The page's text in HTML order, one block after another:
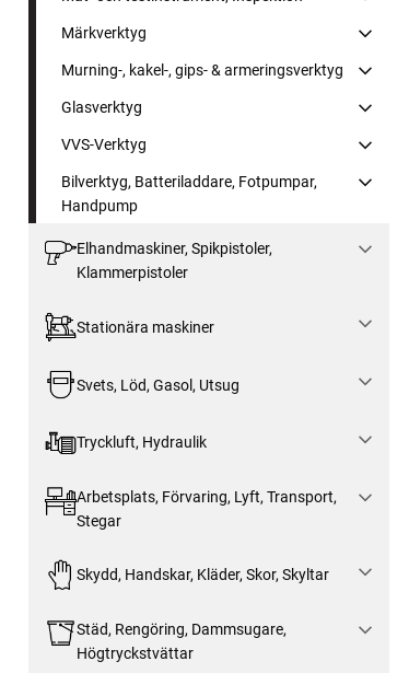
Märkverktyg
Murning-, kakel-, gips- & armeringsverktyg
Glasverktyg
VVS-Verktyg
Bilverktyg, Batteriladdare, Fotpumpar,
Handpump
Elhandmaskiner, Spikpistoler,
Klammerpistoler
Stationära maskiner
Svets, Löd, Gasol, Utsug
Tryckluft, Hydraulik
Arbetsplats, Förvaring, Lyft, Transport,
Stegar
Skydd, Handskar, Kläder, Skor, Skyltar
Städ, Rengöring, Dammsugare,
Högtryckstvättar